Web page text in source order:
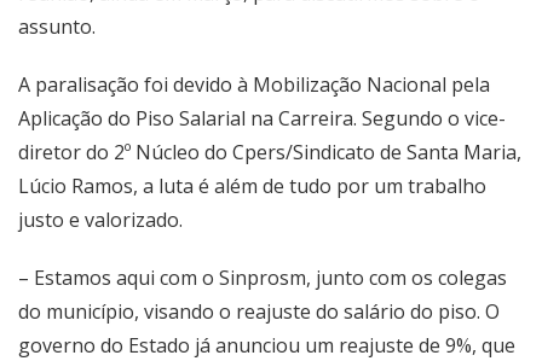
assunto.
A paralisação foi devido à Mobilização Nacional pela
Aplicação do Piso Salarial na Carreira. Segundo o vice-
diretor do 2º Núcleo do Cpers/Sindicato de Santa Maria,
Lúcio Ramos, a luta é além de tudo por um trabalho
justo e valorizado.
– Estamos aqui com o Sinprosm, junto com os colegas
do município, visando o reajuste do salário do piso. O
governo do Estado já anunciou um reajuste de 9%, que